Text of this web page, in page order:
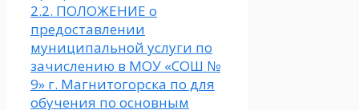
2.2. ПОЛОЖЕНИЕ о
предоставлении
муниципальной услуги по
зачислению в МОУ «СОШ №
9» г. Магнитогорска по для
обучения по основным